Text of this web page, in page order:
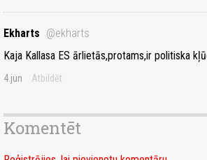
Ekharts @ekharts
Kaja Kallasa ES ārlietās,protams,ir politiska
4.jun Atbildēt
Komentēt